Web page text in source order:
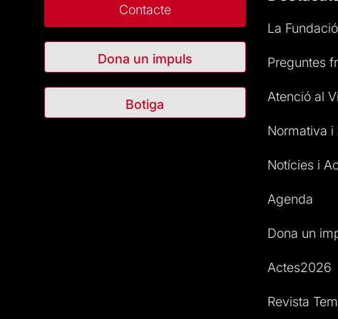
Contacte
Dona un impuls
Botiga
La Fundació
Preguntes
Atenció al
Normativa
Notícies i
Agenda
Dona un
Actes2026
Revista